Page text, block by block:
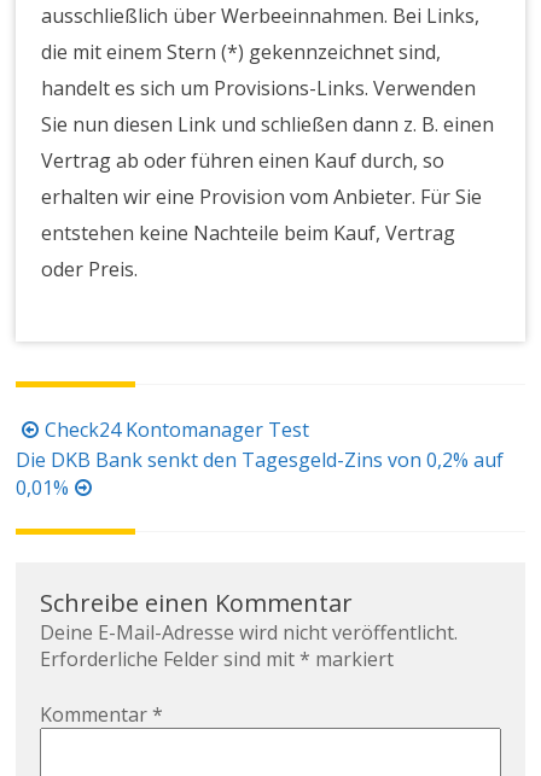
ausschließlich über Werbeeinnahmen. Bei Links,
die mit einem Stern (*) gekennzeichnet sind,
handelt es sich um Provisions-Links. Verwenden
Sie nun diesen Link und schließen dann z. B. einen
Vertrag ab oder führen einen Kauf durch, so
erhalten wir eine Provision vom Anbieter. Für Sie
entstehen keine Nachteile beim Kauf, Vertrag
oder Preis.
Beitragsnavigation
Check24 Kontomanager Test
Die DKB Bank senkt den Tagesgeld-Zins von 0,2% auf
0,01%
Schreibe einen Kommentar
Deine E-Mail-Adresse wird nicht veröffentlicht.
Erforderliche Felder sind mit* markiert
Kommentar*